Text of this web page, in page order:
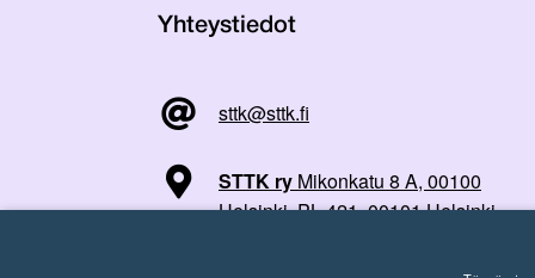
Yhteystiedot
sttk@sttk.fi
STTK ry Mikonkatu 8 A, 00100
Helsinki, PL 421, 00101 Helsinki